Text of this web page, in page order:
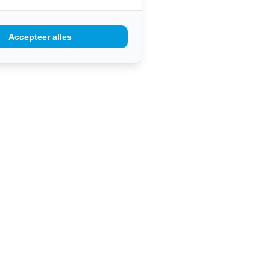
Accepteer alles